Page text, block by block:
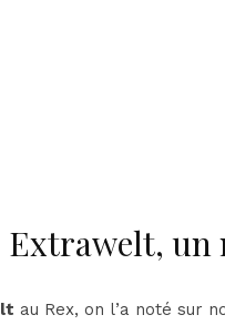
Extrawelt, un
au Rex, on l’a noté sur